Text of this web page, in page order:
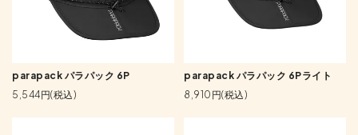
parapack パラパック 6P
5,544円(税込)
parapack パラパック 6Pライト
8,910円(税込)